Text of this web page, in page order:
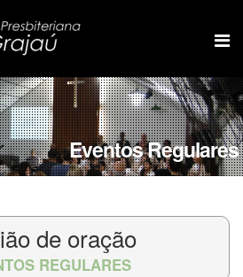
Eventos Regulares
de oração
REGULARES